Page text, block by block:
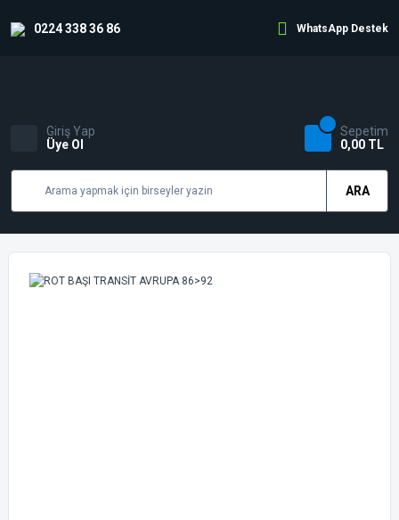
0224 338 36 86 WhatsApp Destek
ARA
Giriş Yap
Üye Ol
Sepetim
0,00 TL